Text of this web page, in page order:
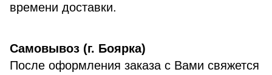
времени доставки.
Самовывоз (г. Боярка)
После оформления заказа с Вами свяжется